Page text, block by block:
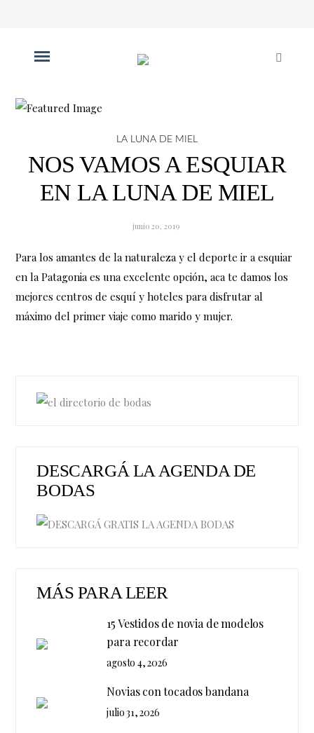
LA LUNA DE MIEL
NOS VAMOS A ESQUIAR
EN LA LUNA DE MIEL
junio 20, 2019
Para los amantes de la naturaleza y el deporte ir a esquiar
en la Patagonia es una excelente opción, aca te damos los
mejores centros de esquí y hoteles para disfrutar al
máximo del primer viaje como marido y mujer.
DESCARGÁ LA AGENDA DE
BODAS
MÁS PARA LEER
15 Vestidos de novia de modelos
para recordar
agosto 4, 2026
Novias con tocados bandana
julio 31, 2026